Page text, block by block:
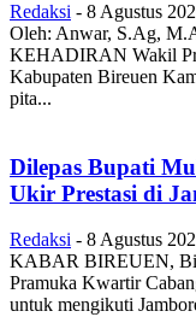
Redaksi - 8 Agustus
Oleh: Anwar, S.Ag,
KEHADIRAN Wakil
Kabupaten Bireuen
pita...
Dilepas Bupati
Ukir Prestasi di
Redaksi - 8 Agustus
KABAR BIREUEN,
Pramuka Kwartir
untuk mengikuti